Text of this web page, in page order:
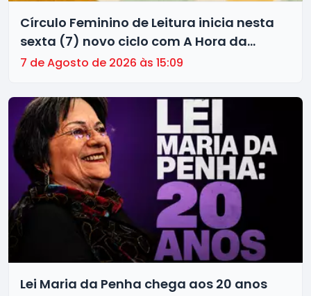
Círculo Feminino de Leitura inicia nesta
sexta (7) novo ciclo com A Hora da
Estrela
7 de Agosto de 2026 às 15:09
Lei Maria da Penha chega aos 20 anos